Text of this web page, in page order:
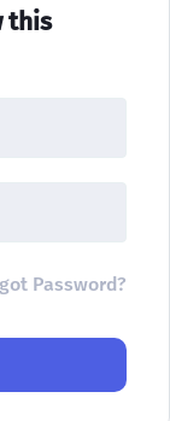
this
Password?